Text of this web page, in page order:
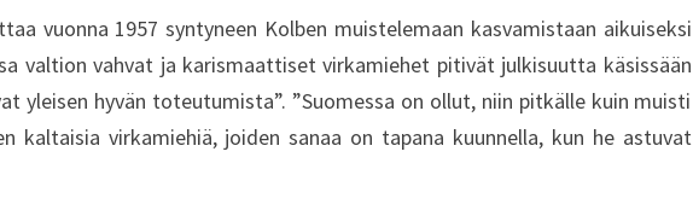
vuonna 1957 syntyneen Kolben muistelemaan kasvamistaan aikuiseksi
valtion vahvat ja karismaattiset virkamiehet pitivät julkisuutta käsissään
yleisen hyvän toteutumista”. ”Suomessa on ollut, niin pitkälle kuin muisti
kaltaisia virkamiehiä, joiden sanaa on tapana kuunnella, kun he astuvat